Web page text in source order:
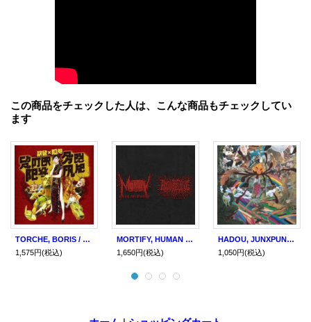
この商品をチェックした人は、こんな商品もチェックしてい
ます
TORCHE, BORIS / split (cd) Daymare
1,575円(税込)
MORTIFY, HUMAN CORPSE ABUSE / Split (cd)
1,650円(税込)
HADOU, JUNXPUNX / split (cd) Bombereyes
1,050円(税込)